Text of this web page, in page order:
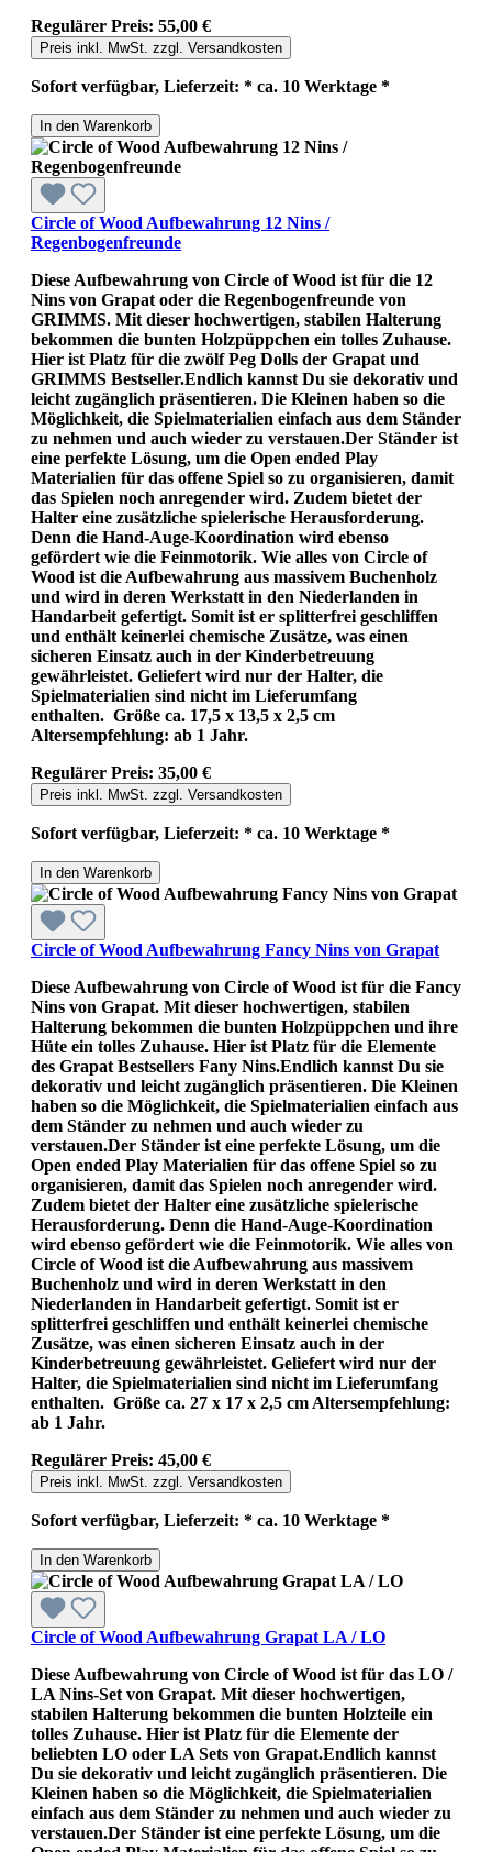
Regulärer Preis: 55,00 €
Preis inkl. MwSt. zzgl. Versandkosten
Sofort verfügbar, Lieferzeit: * ca. 10 Werktage *
In den Warenkorb
Circle of Wood Aufbewahrung 12 Nins /
Regenbogenfreunde
Diese Aufbewahrung von Circle of Wood ist für die 12
Nins von Grapat oder die Regenbogenfreunde von
GRIMMS. Mit dieser hochwertigen, stabilen Halterung
bekommen die bunten Holzpüppchen ein tolles Zuhause.
Hier ist Platz für die zwölf Peg Dolls der Grapat und
GRIMMS Bestseller.Endlich kannst Du sie dekorativ und
leicht zugänglich präsentieren. Die Kleinen haben so die
Möglichkeit, die Spielmaterialien einfach aus dem Ständer
zu nehmen und auch wieder zu verstauen.Der Ständer ist
eine perfekte Lösung, um die Open ended Play
Materialien für das offene Spiel so zu organisieren, damit
das Spielen noch anregender wird. Zudem bietet der
Halter eine zusätzliche spielerische Herausforderung.
Denn die Hand-Auge-Koordination wird ebenso
gefördert wie die Feinmotorik. Wie alles von Circle of
Wood ist die Aufbewahrung aus massivem Buchenholz
und wird in deren Werkstatt in den Niederlanden in
Handarbeit gefertigt. Somit ist er splitterfrei geschliffen
und enthält keinerlei chemische Zusätze, was einen
sicheren Einsatz auch in der Kinderbetreuung
gewährleistet. Geliefert wird nur der Halter, die
Spielmaterialien sind nicht im Lieferumfang
enthalten. Größe ca. 17,5 x 13,5 x 2,5 cm
Altersempfehlung: ab 1 Jahr.
Regulärer Preis: 35,00 €
Preis inkl. MwSt. zzgl. Versandkosten
Sofort verfügbar, Lieferzeit: * ca. 10 Werktage *
In den Warenkorb
Circle of Wood Aufbewahrung Fancy Nins von Grapat
Diese Aufbewahrung von Circle of Wood ist für die Fancy
Nins von Grapat. Mit dieser hochwertigen, stabilen
Halterung bekommen die bunten Holzpüppchen und ihre
Hüte ein tolles Zuhause. Hier ist Platz für die Elemente
des Grapat Bestsellers Fany Nins.Endlich kannst Du sie
dekorativ und leicht zugänglich präsentieren. Die Kleinen
haben so die Möglichkeit, die Spielmaterialien einfach aus
dem Ständer zu nehmen und auch wieder zu
verstauen.Der Ständer ist eine perfekte Lösung, um die
Open ended Play Materialien für das offene Spiel so zu
organisieren, damit das Spielen noch anregender wird.
Zudem bietet der Halter eine zusätzliche spielerische
Herausforderung. Denn die Hand-Auge-Koordination
wird ebenso gefördert wie die Feinmotorik. Wie alles von
Circle of Wood ist die Aufbewahrung aus massivem
Buchenholz und wird in deren Werkstatt in den
Niederlanden in Handarbeit gefertigt. Somit ist er
splitterfrei geschliffen und enthält keinerlei chemische
Zusätze, was einen sicheren Einsatz auch in der
Kinderbetreuung gewährleistet. Geliefert wird nur der
Halter, die Spielmaterialien sind nicht im Lieferumfang
enthalten. Größe ca. 27 x 17 x 2,5 cm Altersempfehlung:
ab 1 Jahr.
Regulärer Preis: 45,00 €
Preis inkl. MwSt. zzgl. Versandkosten
Sofort verfügbar, Lieferzeit: * ca. 10 Werktage *
In den Warenkorb
Circle of Wood Aufbewahrung Grapat LA / LO
Diese Aufbewahrung von Circle of Wood ist für das LO /
LA Nins-Set von Grapat. Mit dieser hochwertigen,
stabilen Halterung bekommen die bunten Holzteile ein
tolles Zuhause. Hier ist Platz für die Elemente der
beliebten LO oder LA Sets von Grapat.Endlich kannst
Du sie dekorativ und leicht zugänglich präsentieren. Die
Kleinen haben so die Möglichkeit, die Spielmaterialien
einfach aus dem Ständer zu nehmen und auch wieder zu
verstauen.Der Ständer ist eine perfekte Lösung, um die